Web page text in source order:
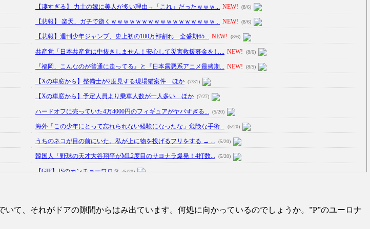
【凄すぎる】 力士の嫁に美人が多い理由→「これ」だったｗｗｗ... NEW! (8/6)
【悲報】 楽天、ガチで逝くｗｗｗｗｗｗｗｗｗｗｗｗｗｗｗｗｗ... NEW! (8/6)
【悲報】週刊少年ジャンプ、史上初の100万部割れ 全盛期65... NEW! (8/6)
共産党「日本共産党は中抜きしません！安心して災害救援募金をし... NEW! (8/6)
『福岡、こんなのが普通に走ってる』と『日本露悪系アニメ最盛期... NEW! (8/5)
【Xの車窓から】整備士が2度見する現場猫案件 ほか (7/31)
【Xの車窓から】予定人員より乗車人数が一人多い ほか (7/27)
ハードオフに売っていた4万4000円のフィギュアがヤバすぎる... (5/20)
海外「この少年にとって忘れられない経験になったな」危険な手術... (5/20)
うちのネコが目の前にいた。私が上に物を投げるフリをする → ... (5/20)
韓国人「野球の天才大谷翔平がML2度目のサヨナラ爆発！4打数... (5/20)
【GIF】JSのカンチョーワロタ (5/20)
【あるある？】うわっ・・・男性が一瞬で冷める女性の行動6選 (3/1)
て、それがドアの隙間からはみ出ています。何処に向かっているのでしょうか。”P”のユーロナ